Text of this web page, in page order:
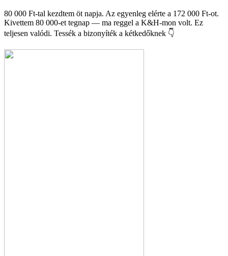
80 000 Ft-tal kezdtem öt napja. Az egyenleg elérte a 172 000 Ft-ot.
Kivettem 80 000-et tegnap — ma reggel a K&H-mon volt. Ez
teljesen valódi. Tessék a bizonyíték a kétkedőknek 👇